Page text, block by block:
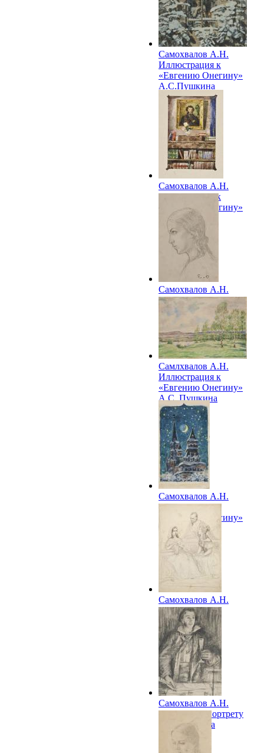
Самохвалов А.Н.
Иллюстрация к
«Евгению Онегину»
А.С.Пушкина
Самохвалов А.Н.
Иллюстрация к
«Евгению Онегину»
А.С. Пушкина
Самохвалов А.Н.
Набросок
иллюстрации к
«Евгению Онегину»
А.С.Пушкина
Самлхвалов А.Н.
Иллюстрация к
«Евгению Онегину»
А.С. Пушкина
Самохвалов А.Н.
Иллюстрация к
«Евгению Онегину»
А.С.Пушкина
Самохвалов А.Н.
Иллюстрация к
литературному
произведению
Самохвалов А.Н.
Набросок к портрету
А.С.Пушкина